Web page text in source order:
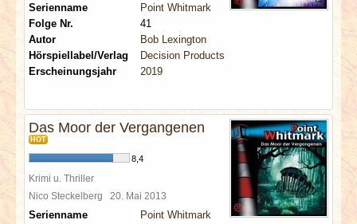
LINKS
ARCHIV
Serienname
Point Whitmark
Folge Nr.
41
Autor
Bob Lexington
Hörspiellabel/Verlag
Decision Products
Erscheinungsjahr
2019
Das Moor der Vergangenen
HOT
8,4
Krimi u. Thriller
Nico Steckelberg 20. Mai 2013
Serienname
Point Whitmark